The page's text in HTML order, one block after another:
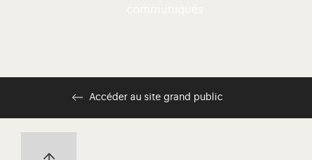
Accéder au site grand public